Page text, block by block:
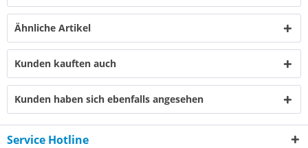
Ähnliche Artikel
Kunden kauften auch
Kunden haben sich ebenfalls angesehen
Service Hotline